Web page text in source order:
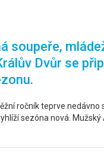
soupeře,
Dvůr se
ročník teprve nedávno
sezóna nová. Mužský